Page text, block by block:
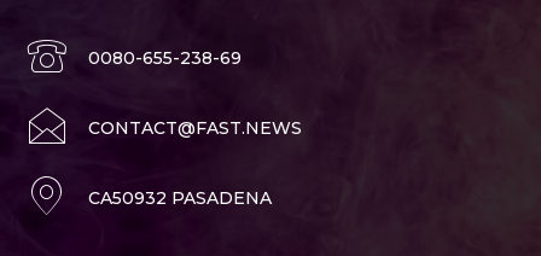
0080-655-238-69
CONTACT@FAST.NEWS
CA50932 PASADENA